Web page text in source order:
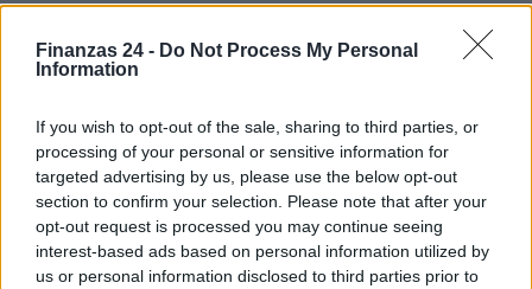
Finanzas 24 - Do Not Process My Personal
Information
If you wish to opt-out of the sale, sharing to third parties, or
processing of your personal or sensitive information for
targeted advertising by us, please use the below opt-out
section to confirm your selection. Please note that after your
opt-out request is processed you may continue seeing
interest-based ads based on personal information utilized by
us or personal information disclosed to third parties prior to
Sigue leyendo